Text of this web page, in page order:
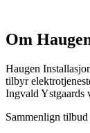
Om
Haugen
tilbyr
Ingvald Ystgaards
Sammenlign